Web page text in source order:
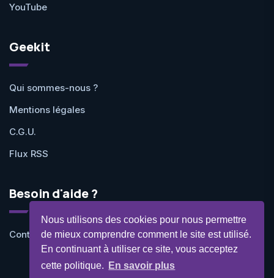
Nous utilisons des cookies pour nous permettre
de mieux comprendre comment le site est utilisé.
En continuant à utiliser ce site, vous acceptez
cette politique.
En savoir plus
YouTube
Geekit
Qui sommes-nous ?
Mentions légales
C.G.U.
Flux RSS
Besoin d'aide ?
Contactez-nous